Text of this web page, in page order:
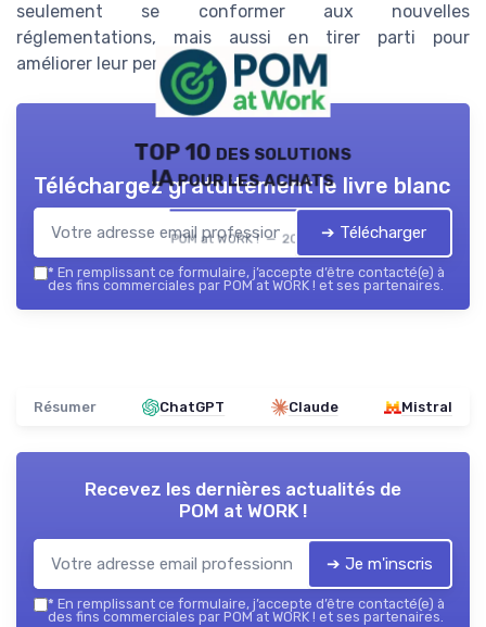
seulement se conformer aux nouvelles
réglementations, mais aussi en tirer parti pour
améliorer leur performance globale.
TOP 10 des solutions
IA pour les achats
POM at WORK ! — 2026
Téléchargez gratuitement le livre blanc
➔ Télécharger
* En remplissant ce formulaire, j’accepte d’être contacté(e) à
des fins commerciales par POM at WORK ! et ses partenaires.
Résumer ChatGPT Claude Mistral
Recevez les dernières actualités de
POM at WORK !
➔ Je m'inscris
* En remplissant ce formulaire, j’accepte d’être contacté(e) à
des fins commerciales par POM at WORK ! et ses partenaires.